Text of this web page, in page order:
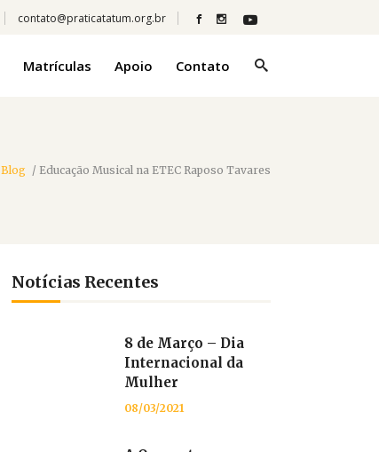
contato@praticatatum.org.br
Matrículas Apoio Contato
Blog / Educação Musical na ETEC Raposo Tavares
Notícias Recentes
8 de Março – Dia
Internacional da
Mulher
08/03/2021